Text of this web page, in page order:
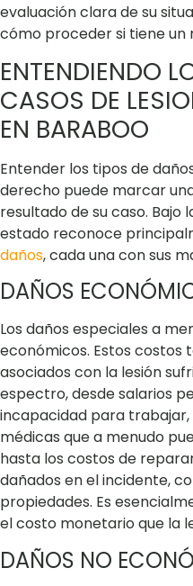
evaluación clara de su
cómo proceder si tiene un
ENTENDIENDO
CASOS DE
EN BARABOO
Entender los tipos de
derecho puede marcar
resultado de su caso. Bajo
estado reconoce
daños, cada una con sus
DAÑOS
Los daños especiales a
económicos. Estos
asociados con la lesión
espectro, desde salarios
incapacidad para
médicas que a menudo
hasta los costos de
dañados en el incidente,
propiedades. Es
el costo monetario que la
DAÑOS NO